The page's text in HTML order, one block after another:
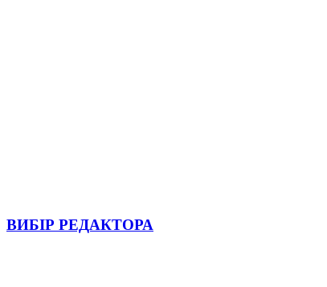
ВИБІР РЕДАКТОРА